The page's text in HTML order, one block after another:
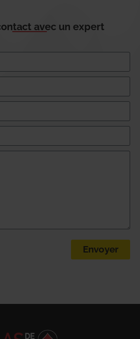
avec un expert
Envoyer